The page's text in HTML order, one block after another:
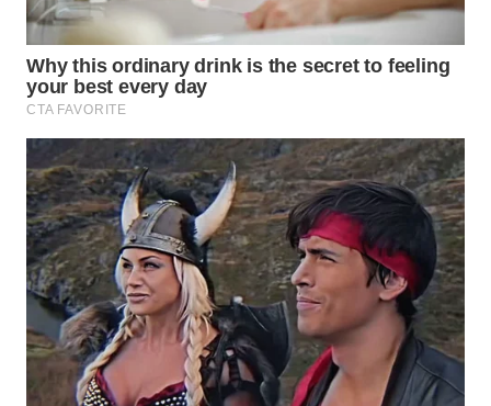
WAHANA
ADVOKAT
INFRASTRUKTUR
WAHANA
KONSUMEN
WAHANA
LISTRIK
WAHANA
TRAVEL